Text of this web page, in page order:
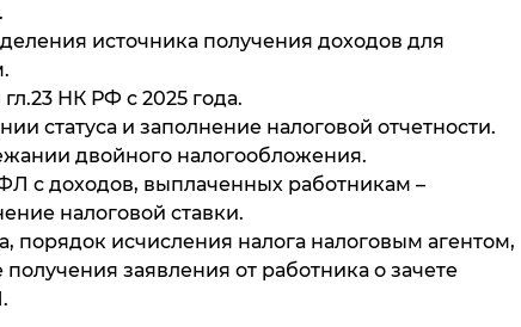
источника получения доходов для
НК РФ с 2025 года.
статуса и заполнение налоговой отчетности.
двойного налогообложения.
с доходов, выплаченных работникам –
налоговой ставки.
порядок исчисления налога налоговым агентом,
заявления от работника о зачете